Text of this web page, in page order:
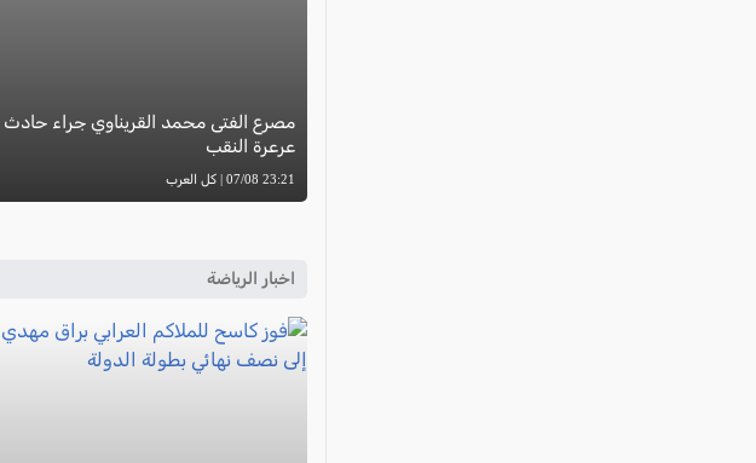
مصرع الفتى محمد القريناوي جراء
عرعرة النقب
23:21 07/08 | كل العرب
اخبار الرياضة